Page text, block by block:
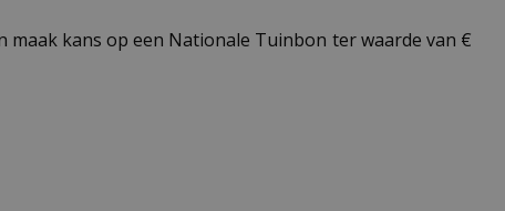
maak kans op een Nationale Tuinbon ter waarde van €